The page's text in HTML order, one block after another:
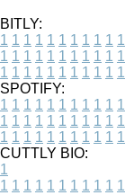
BITLY:
1 1 1 1 1 1 1 1 1 1 1
1 1 1 1 1 1 1 1 1 1 1
1 1 1 1 1 1 1 1 1 1 1
SPOTIFY:
1 1 1 1 1 1 1 1 1 1 1
1 1 1 1 1 1 1 1 1 1 1
1 1 1 1 1 1 1 1 1 1 1
CUTTLY BIO:
1
1 1 1 1 1 1 1 1 1 1 1